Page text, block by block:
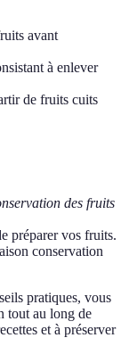
avant
à enlever
de fruits cuits
des fruits
préparer vos fruits.
conservation
pratiques, vous
tout au long de
et à préserver